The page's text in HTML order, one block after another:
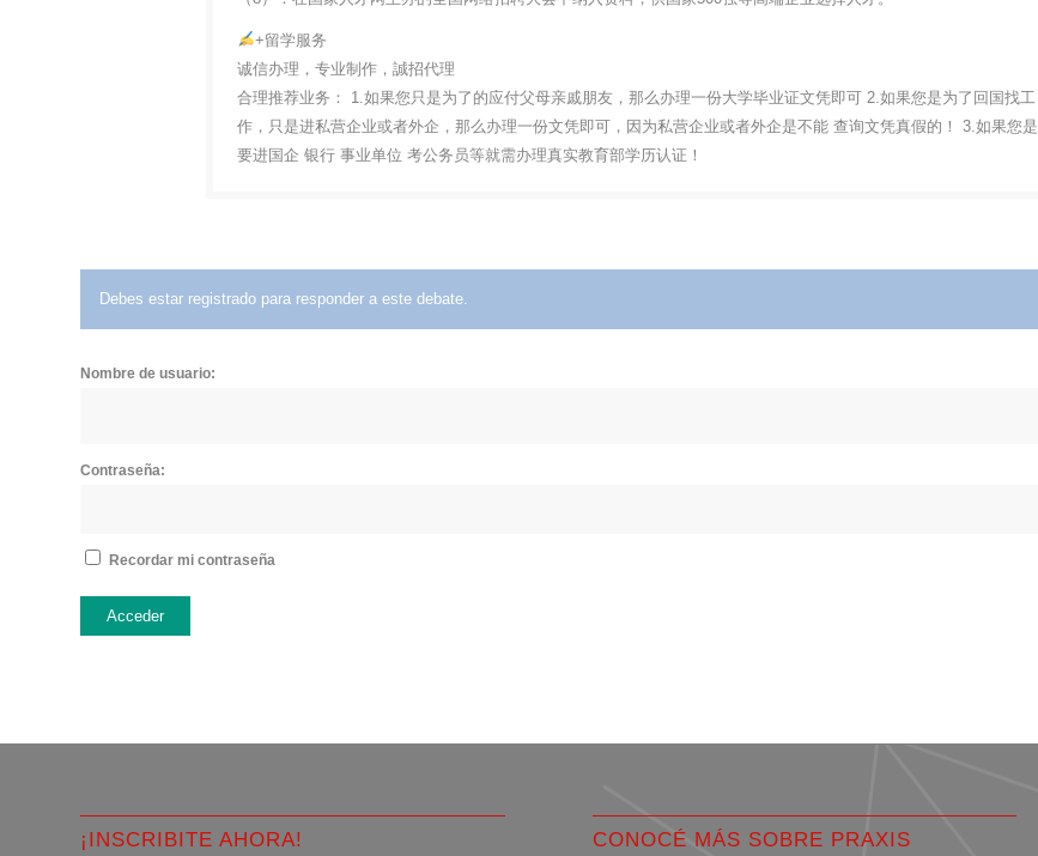
+留学服务
诚信办理，专业制作，誠招代理
合理推荐业务： 1.如果您只是为了的应付父母亲戚朋友，那么办理一份大学毕业证文凭即可 2.如果您是为了回国找工
作，只是进私营企业或者外企，那么办理一份文凭即可，因为私营企业或者外企是不能 查询文凭真假的！ 3.如果您是
要进国企 银行 事业单位 考公务员等就需办理真实教育部学历认证！
Debes estar registrado para responder a este debate.
Nombre de usuario:
Contraseña:
Recordar mi contraseña
Acceder
¡INSCRIBITE AHORA! CONOCÉ MÁS SOBRE PRAXIS